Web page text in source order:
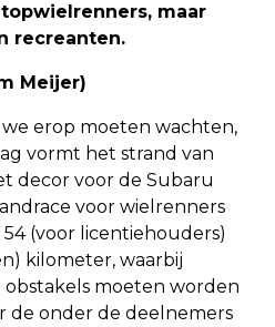
maar
recreanten.
Meijer)
we erop moeten wachten,
vormt het strand van
decor voor de Subaru
voor wielrenners
(voor licentiehouders)
kilometer, waarbij
moeten worden
de onder de deelnemers